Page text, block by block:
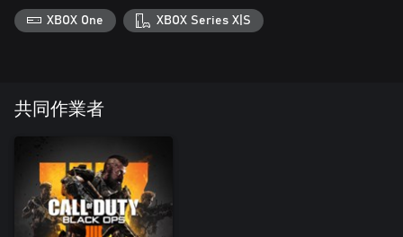
XBOX One XBOX Series X|S
共同作業者